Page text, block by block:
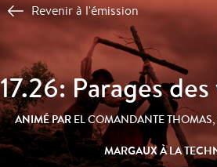
Revenir à l'émission
17.26: Parages
ANIMÉ PAR EL COMANDANTE
MARGAUX À LA